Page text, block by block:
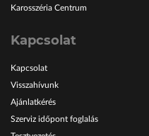
Karosszéria Centrum
Kapcsolat
Kapcsolat
Visszahívunk
Ajánlatkérés
Szerviz időpont foglalás